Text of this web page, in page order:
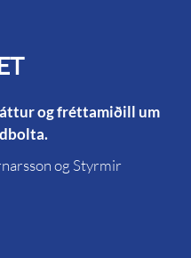
og fréttamiðill um
og Styrmir